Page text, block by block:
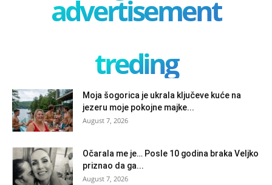
advertisement
treding
Moja šogorica je ukrala ključeve kuće na
jezeru moje pokojne majke...
August 7, 2026
Očarala me je… Posle 10 godina braka Veljko
priznao da ga...
August 7, 2026